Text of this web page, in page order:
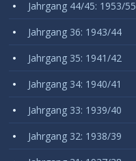
Jahrgang 44/45: 1953/55
Jahrgang 36: 1943/44
Jahrgang 35: 1941/42
Jahrgang 34: 1940/41
Jahrgang 33: 1939/40
Jahrgang 32: 1938/39